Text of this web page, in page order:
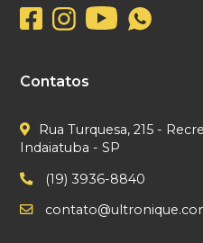
Contatos
Rua Turquesa, 215 -
Indaiatuba - SP
(19) 3936-8840